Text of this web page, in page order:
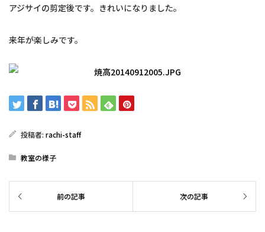
アジサイの剪定後です。きれいになりました。
来年が楽しみです。
投稿者: rachi-staff
教室の様子